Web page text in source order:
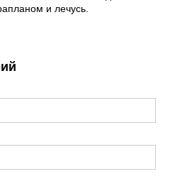
и лечусь.